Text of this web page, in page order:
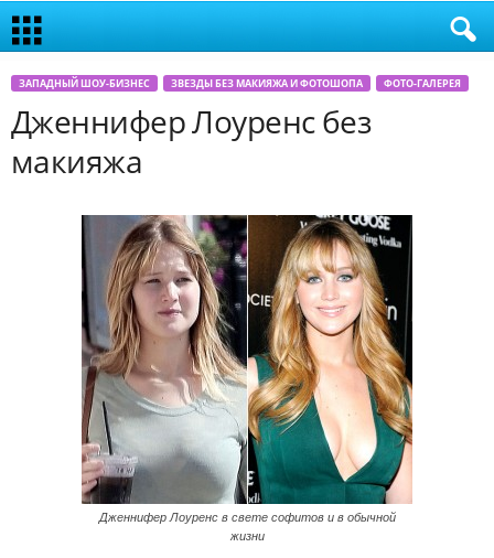
ЗАПАДНЫЙ ШОУ-БИЗНЕС ЗВЕЗДЫ БЕЗ МАКИЯЖА И ФОТОШОПА ФОТО-ГАЛЕРЕЯ
Дженнифер Лоуренс без
макияжа
Дженнифер Лоуренс в свете софитов и в обычной
жизни